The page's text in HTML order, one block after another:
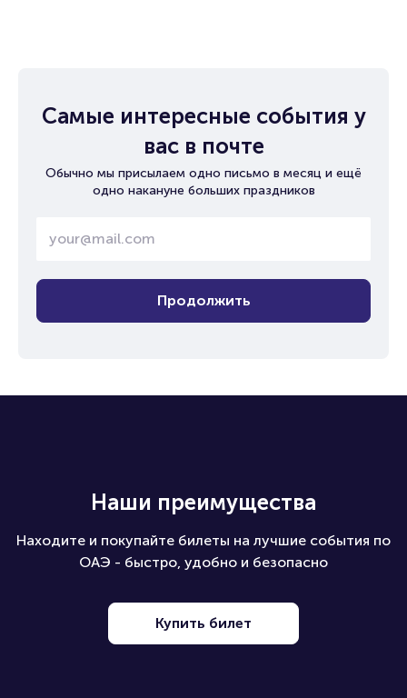
Самые интересные события у
вас в почте
Обычно мы присылаем одно письмо в месяц и ещё
одно накануне больших праздников
Продолжить
Наши преимущества
Находите и покупайте билеты на лучшие события по
ОАЭ - быстро, удобно и безопасно
Купить билет